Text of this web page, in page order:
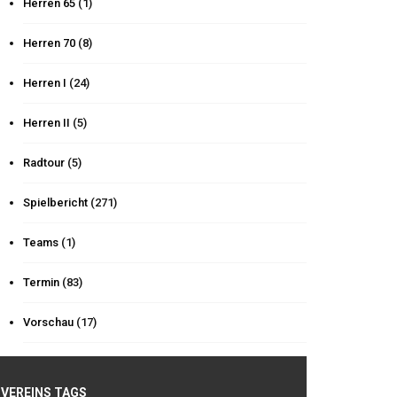
Herren 65 (1)
Herren 70 (8)
Herren I (24)
Herren II (5)
Radtour (5)
Spielbericht (271)
Teams (1)
Termin (83)
Vorschau (17)
VEREINS TAGS